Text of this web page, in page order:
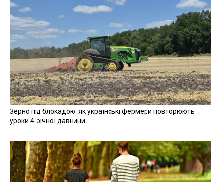
Зерно під блокадою: як українські фермери повторюють
уроки 4-річної давнини